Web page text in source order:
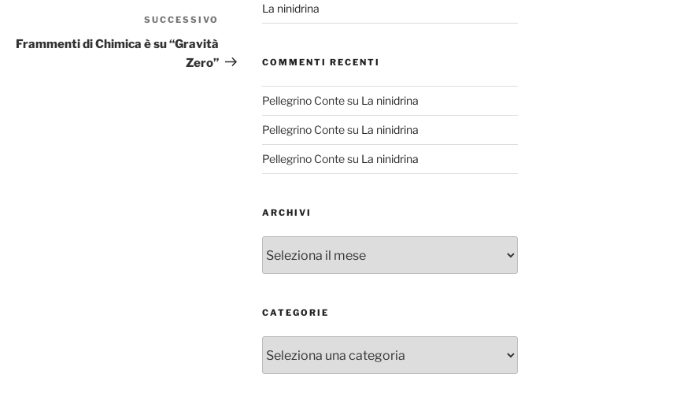
Articolo
SUCCESSIVO
Frammenti di Chimica è su “Gravità
Zero”
La ninidrina
COMMENTI RECENTI
Pellegrino Contesu La ninidrina
Pellegrino Contesu La ninidrina
Pellegrino Contesu La ninidrina
ARCHIVI
CATEGORIE